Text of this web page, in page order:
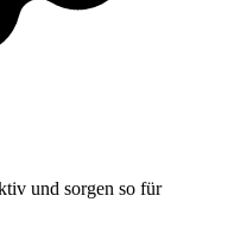
und sorgen so für